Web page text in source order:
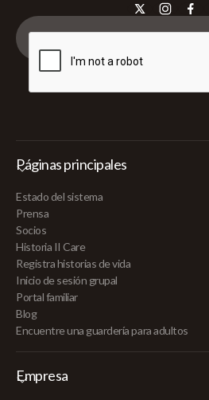
Páginas principales
Estado del sistema
Prensa
Socios
Historia II Care
Registra historias de vida
Inicio de sesión grupal
Portal familiar
Blog
Encuentre una guardería para adultos
Empresa